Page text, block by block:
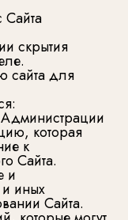
скрытия
сайта для
которая
к
Сайта.
и
иных
Сайта.